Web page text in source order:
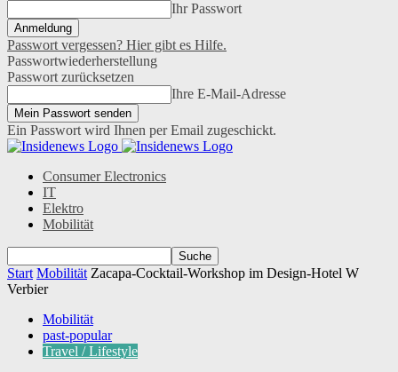
Ihr Passwort
Passwort vergessen? Hier gibt es Hilfe.
Passwortwiederherstellung
Passwort zurücksetzen
Ihre E-Mail-Adresse
Ein Passwort wird Ihnen per Email zugeschickt.
Consumer Electronics
IT
Elektro
Mobilität
Start Mobilität Zacapa-Cocktail-Workshop im Design-Hotel W
Verbier
Mobilität
past-popular
Travel / Lifestyle